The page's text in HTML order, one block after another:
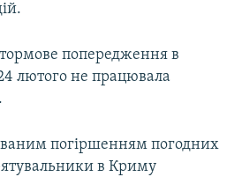
попередження в
лютого не працювала
погіршенням погодних
в Криму